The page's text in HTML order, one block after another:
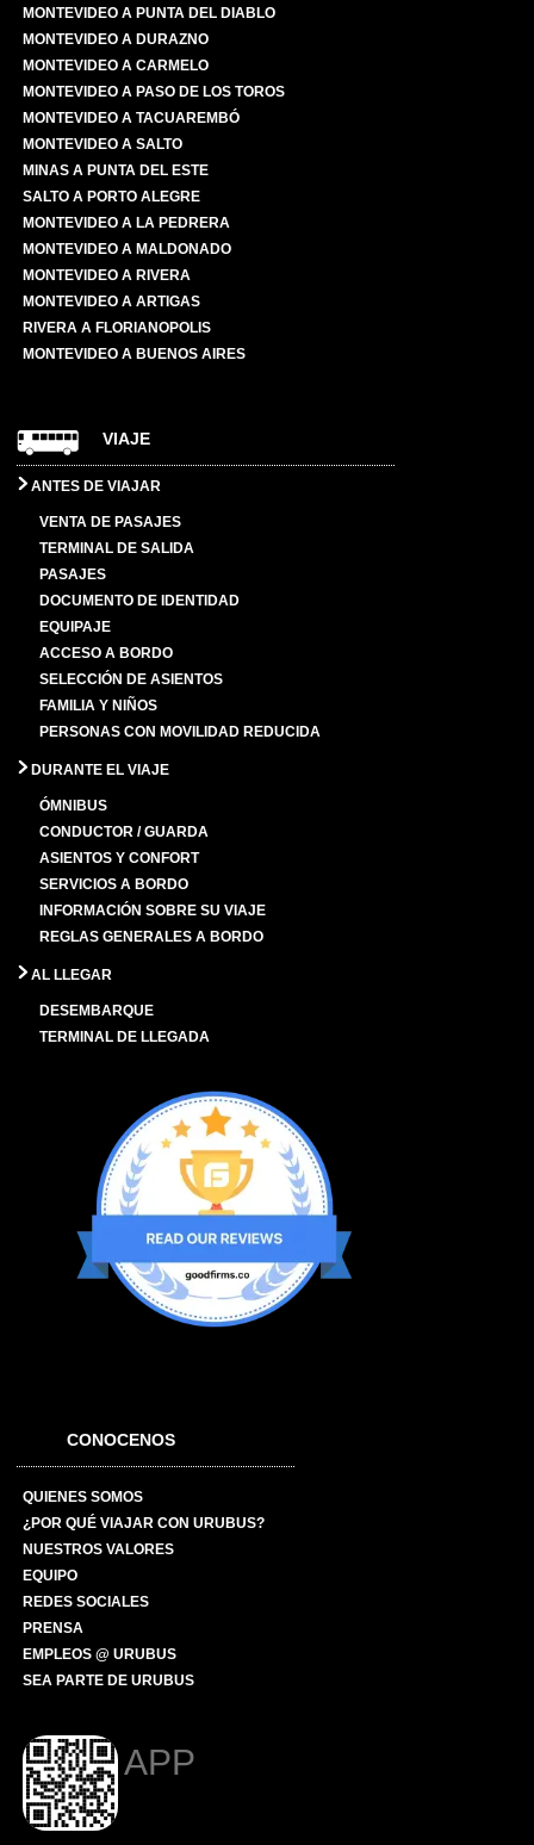
MONTEVIDEO A PUNTA DEL DIABLO
MONTEVIDEO A DURAZNO
MONTEVIDEO A CARMELO
MONTEVIDEO A PASO DE LOS TOROS
MONTEVIDEO A TACUAREMBÓ
MONTEVIDEO A SALTO
MINAS A PUNTA DEL ESTE
SALTO A PORTO ALEGRE
MONTEVIDEO A LA PEDRERA
MONTEVIDEO A MALDONADO
MONTEVIDEO A RIVERA
MONTEVIDEO A ARTIGAS
RIVERA A FLORIANOPOLIS
MONTEVIDEO A BUENOS AIRES
VIAJE
ANTES DE VIAJAR
VENTA DE PASAJES
TERMINAL DE SALIDA
PASAJES
DOCUMENTO DE IDENTIDAD
EQUIPAJE
ACCESO A BORDO
SELECCIÓN DE ASIENTOS
FAMILIA Y NIÑOS
PERSONAS CON MOVILIDAD REDUCIDA
DURANTE EL VIAJE
ÓMNIBUS
CONDUCTOR / GUARDA
ASIENTOS Y CONFORT
SERVICIOS A BORDO
INFORMACIÓN SOBRE SU VIAJE
REGLAS GENERALES A BORDO
AL LLEGAR
DESEMBARQUE
TERMINAL DE LLEGADA
CONOCENOS
QUIENES SOMOS
¿POR QUÉ VIAJAR CON URUBUS?
NUESTROS VALORES
EQUIPO
REDES SOCIALES
PRENSA
EMPLEOS @ URUBUS
SEA PARTE DE URUBUS
APP